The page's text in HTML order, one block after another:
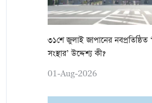
৩১শে জুলাই জাপানের নবপ্রতিষ্ঠিত
সংস্থার’ উদ্দেশ্য কী?
01-Aug-2026